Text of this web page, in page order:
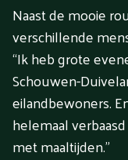
Naast de mooie
verschillende
“Ik heb grote
Schouwen-
eilandbewoners.
helemaal
met maaltijden.”